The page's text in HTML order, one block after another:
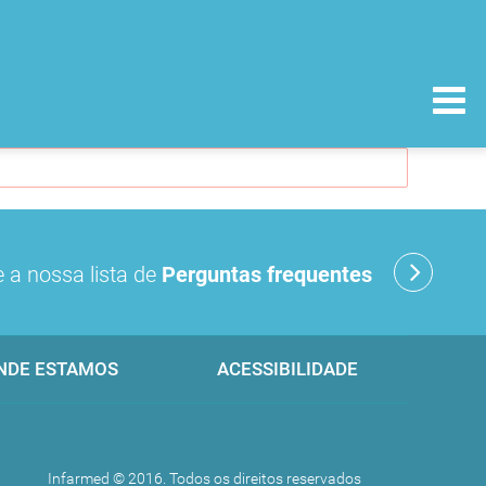
a nossa lista de Perguntas frequentes
ESTAMOS ACESSIBILIDADE
Infarmed © 2016. Todos os direitos reservados